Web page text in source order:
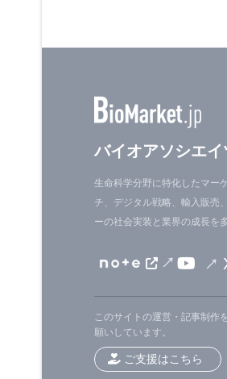
の医学部と公衆
シバラマン氏
Based
月にドイツ・ハ
on Human
バイオアソシエ
生命科学分野に特化したマー
チ、デジタル戦略、輸入販売
ーの社会実装と業界の成長を
このサイトの運営・記事制作
願いしています。
ご支援はこちら